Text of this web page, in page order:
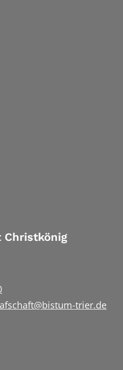
Christkönig
trier.de
Grafschaft auf
Grafschaft